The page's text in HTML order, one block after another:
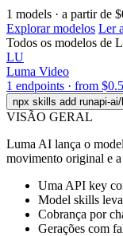
1 models · a partir de
Explorar modelos Ler
Todos os modelos de
LU
Luma Video
1 endpoints · from
npx skills add runapi-
VISÃO GERAL
Luma AI lança o
movimento original e
Uma API key
Model skills
Cobrança por
Gerações com